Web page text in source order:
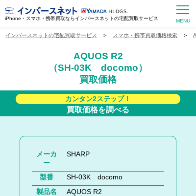
iPhone・スマホ・携帯買取ならインバースネットの宅配買取サービス
インバースネットの宅配買取サービス > スマホ・携帯買取価格検索 >
AQUOS R2
（SH-03K docomo）
買取価格
カンタン2ステップ！
買取価格を調べる
メーカ
ー
SHARP
型番
SH-03K docomo
製品名
AQUOS R2